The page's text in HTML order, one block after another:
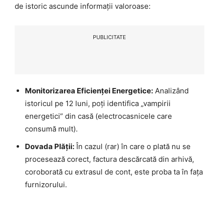
de istoric ascunde informații valoroase:
PUBLICITATE
Monitorizarea Eficienței Energetice: Analizând
istoricul pe 12 luni, poți identifica „vampirii
energetici” din casă (electrocasnicele care
consumă mult).
Dovada Plății: În cazul (rar) în care o plată nu se
procesează corect, factura descărcată din arhivă,
coroborată cu extrasul de cont, este proba ta în fața
furnizorului.